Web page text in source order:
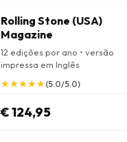
Rolling Stone (USA)
Magazine
12 edições por ano • versão
impressa em Inglês
★
★★
★★
★★
★★
★(5.0/5.0)
€ 124,95